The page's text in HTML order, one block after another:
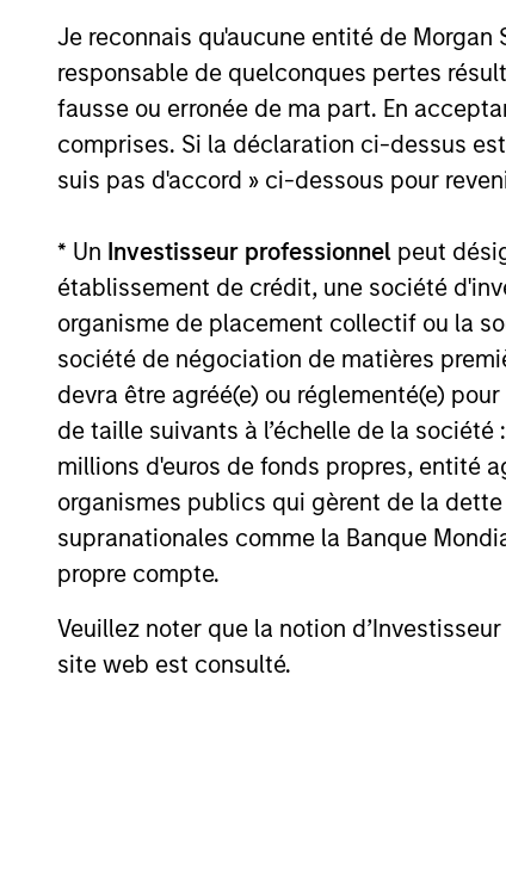
Je reconnais qu'aucune entité de
responsable de quelconques pertes
fausse ou erronée de ma part. En
comprises. Si la déclaration ci-dessus
suis pas d'accord » ci-dessous pour
* Un Investisseur professionnel peut
établissement de crédit, une société
organisme de placement collectif ou la
société de négociation de matières
devra être agréé(e) ou réglementé(e)
de taille suivants à l’échelle de la
millions d'euros de fonds propres, entité
organismes publics qui gèrent de la
supranationales comme la Banque
propre compte.
Veuillez noter que la notion
site web est consulté.
Meet the
Nirav Mehta
Managing Director